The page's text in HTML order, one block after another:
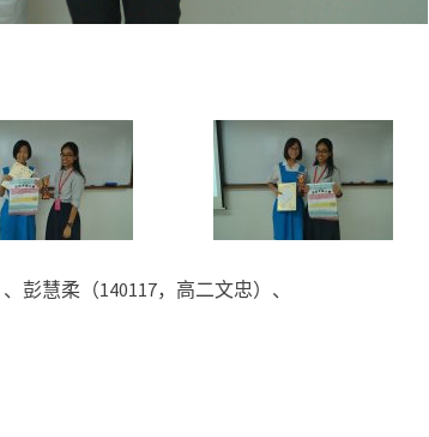
彭慧柔（140117，高二文忠）、